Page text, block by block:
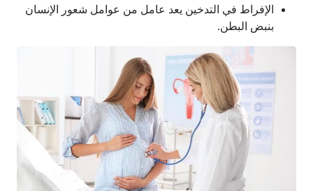
الإفراط في التدخين يعد عامل من عوامل شعور الإنسان
بنبض البطن.